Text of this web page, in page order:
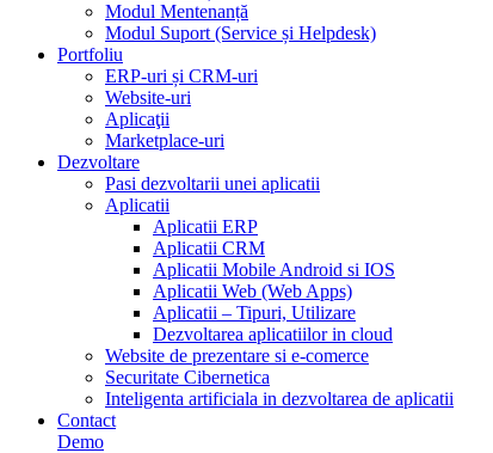
Modul Mentenanță
Modul Suport (Service și Helpdesk)
Portfoliu
ERP-uri și CRM-uri
Website-uri
Aplicaţii
Marketplace-uri
Dezvoltare
Pasi dezvoltarii unei aplicatii
Aplicatii
Aplicatii ERP
Aplicatii CRM
Aplicatii Mobile Android si IOS
Aplicatii Web (Web Apps)
Aplicatii – Tipuri, Utilizare
Dezvoltarea aplicatiilor in cloud
Website de prezentare si e-comerce
Securitate Cibernetica
Inteligenta artificiala in dezvoltarea de aplicatii
Contact
Demo